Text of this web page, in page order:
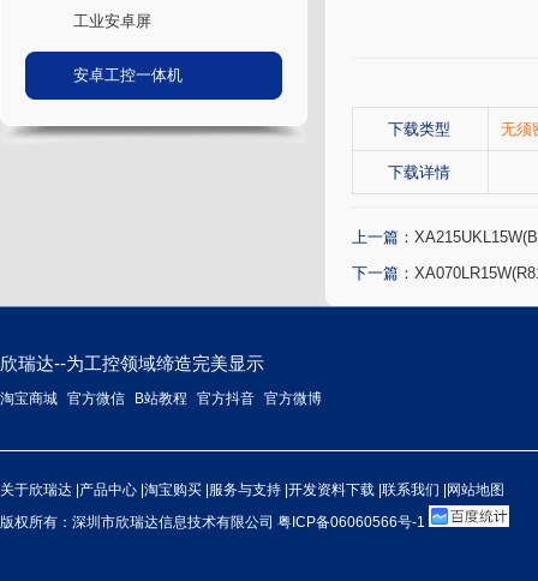
工业安卓屏
安卓工控一体机
下载类型 无须
下载详情
上一篇：
下一篇：
欣瑞达--为工控领域缔造完美显示
淘宝商城 官方微信 B站教程 官方抖音 官方微博
关于欣瑞达 产品中心 淘宝购买 服务与支持 开发资料下载 联系我们
网站地图
版权所有：深圳市欣瑞达信息技术有限公司 粤ICP备06060566号-1